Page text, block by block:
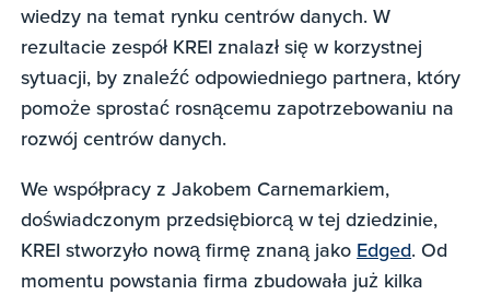
wiedzy na temat rynku centrów danych. W
rezultacie zespół KREI znalazł się w korzystnej
sytuacji, by znaleźć odpowiedniego partnera, który
pomoże sprostać rosnącemu zapotrzebowaniu na
rozwój centrów danych.
We współpracy z Jakobem Carnemarkiem,
doświadczonym przedsiębiorcą w tej dziedzinie,
KREI stworzyło nową firmę znaną jako Edged. Od
momentu powstania firma zbudowała już kilka